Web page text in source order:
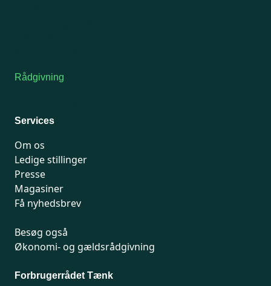
Rådgivning
Services
Om os
Ledige stillinger
Presse
Magasiner
Få nyhedsbrev
Besøg også
Økonomi- og gældsrådgivning
Forbrugerrådet Tænk